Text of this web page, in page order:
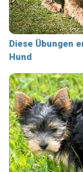
Diese Übungen
Hund